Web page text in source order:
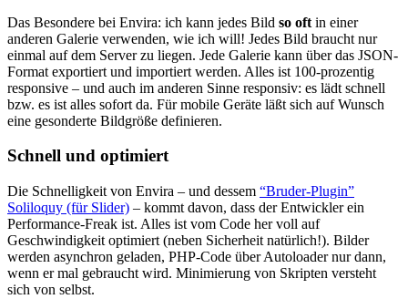
Das Besondere bei Envira: ich kann jedes Bild so oft in einer
anderen Galerie verwenden, wie ich will! Jedes Bild braucht nur
einmal auf dem Server zu liegen. Jede Galerie kann über das JSON-
Format exportiert und importiert werden. Alles ist 100-prozentig
responsive – und auch im anderen Sinne responsiv: es lädt schnell
bzw. es ist alles sofort da. Für mobile Geräte läßt sich auf Wunsch
eine gesonderte Bildgröße definieren.
Schnell und optimiert
Die Schnelligkeit von Envira – und dessem “Bruder-Plugin”
Soliloquy (für Slider) – kommt davon, dass der Entwickler ein
Performance-Freak ist. Alles ist vom Code her voll auf
Geschwindigkeit optimiert (neben Sicherheit natürlich!). Bilder
werden asynchron geladen, PHP-Code über Autoloader nur dann,
wenn er mal gebraucht wird. Minimierung von Skripten versteht
sich von selbst.